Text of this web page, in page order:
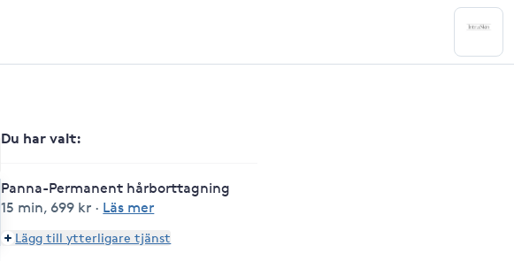
Du har valt:
Panna-Permanent hårborttagning
15 min, 699 kr · Läs mer
Lägg till ytterligare tjänst